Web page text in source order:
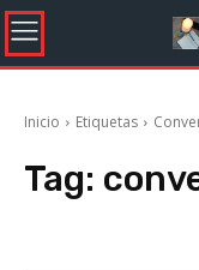
Inicio Etiquetas
Tag: